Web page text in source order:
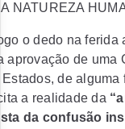
NATUREZA
o dedo na
aprovação de
de
a realidade da
da confusão